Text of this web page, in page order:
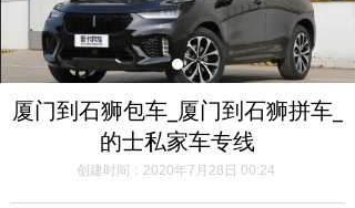
厦门到石狮包车_厦门到石狮拼车_
的士私家车专线
创建时间： 2020年7月28日 00:24